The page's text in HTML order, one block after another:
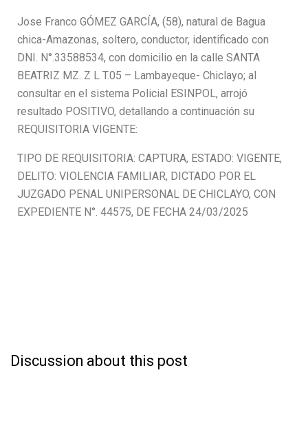
Jose Franco GÓMEZ GARCÍA, (58), natural de Bagua
chica-Amazonas, soltero, conductor, identificado con
DNI. N°.33588534, con domicilio en la calle SANTA
BEATRIZ MZ. Z L T.05 – Lambayeque- Chiclayo; al
consultar en el sistema Policial ESINPOL, arrojó
resultado POSITIVO, detallando a continuación su
REQUISITORIA VIGENTE:
TIPO DE REQUISITORIA: CAPTURA, ESTADO: VIGENTE,
DELITO: VIOLENCIA FAMILIAR, DICTADO POR EL
JUZGADO PENAL UNIPERSONAL DE CHICLAYO, CON
EXPEDIENTE N°. 44575, DE FECHA 24/03/2025
Discussion about this post